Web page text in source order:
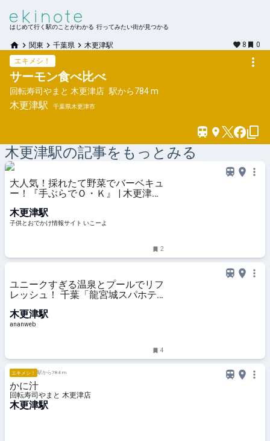
はじめて行く駅のことがわかる 行ってみたい街が見つかる
関東 千葉県 木更津駅 8
0
エキメシ！
サーモン食べ比べ
回転寿司やまと 木更津店 駅から784 m
木更津駅 千葉県木更津市
木更津駅の記事をもっとみる
大人気！採れたて野菜でバーベキュ
ー！『手ぶらでＯ・Ｋ』 | 木更津市
木更津駅
子供とおでかけ情報サイト いこーよ
2
ユニークすぎる温泉とプールでリフ
レッシュ！ 千葉「龍宮城スパホテ
木更津駅
ananweb
4
エキメシ！ 駅から784 m
かに汁
回転寿司やまと 木更津店
木更津駅